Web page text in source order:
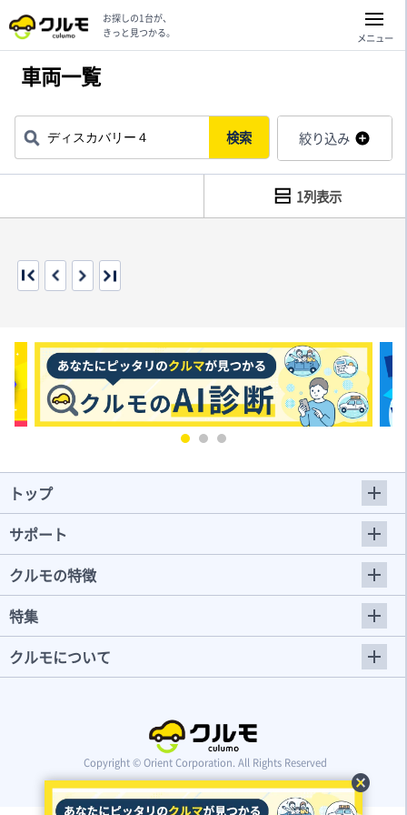
cancel
お探しの1台が、
きっと見つかる。
メニュー
車両一覧
検索 絞り込み
1列表示
トップ
サポート
クルモの特徴
特集
クルモについて
Copyright © Orient Corporation. All Rights Reserved